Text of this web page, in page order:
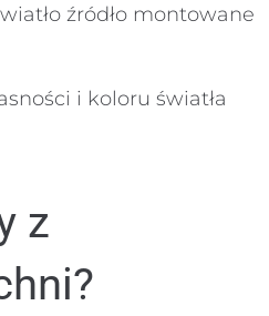
źródło montowane
i koloru światła
z